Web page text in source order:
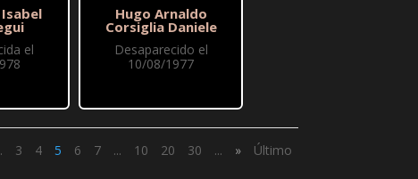
el
Hugo Arnaldo
Corsiglia Daniele
Desaparecido el
10/08/1977
3 4 5 6 7 ... 10 20 30 ... » Último